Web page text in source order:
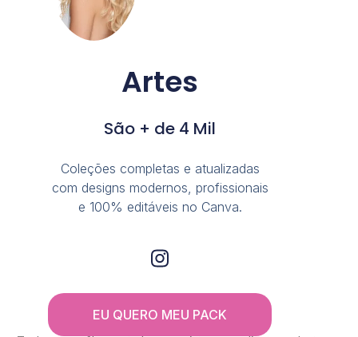
Artes
São + de 4 Mil
Coleções completas e atualizadas
com designs modernos, profissionais
e 100% editáveis no Canva.
EU QUERO MEU PACK